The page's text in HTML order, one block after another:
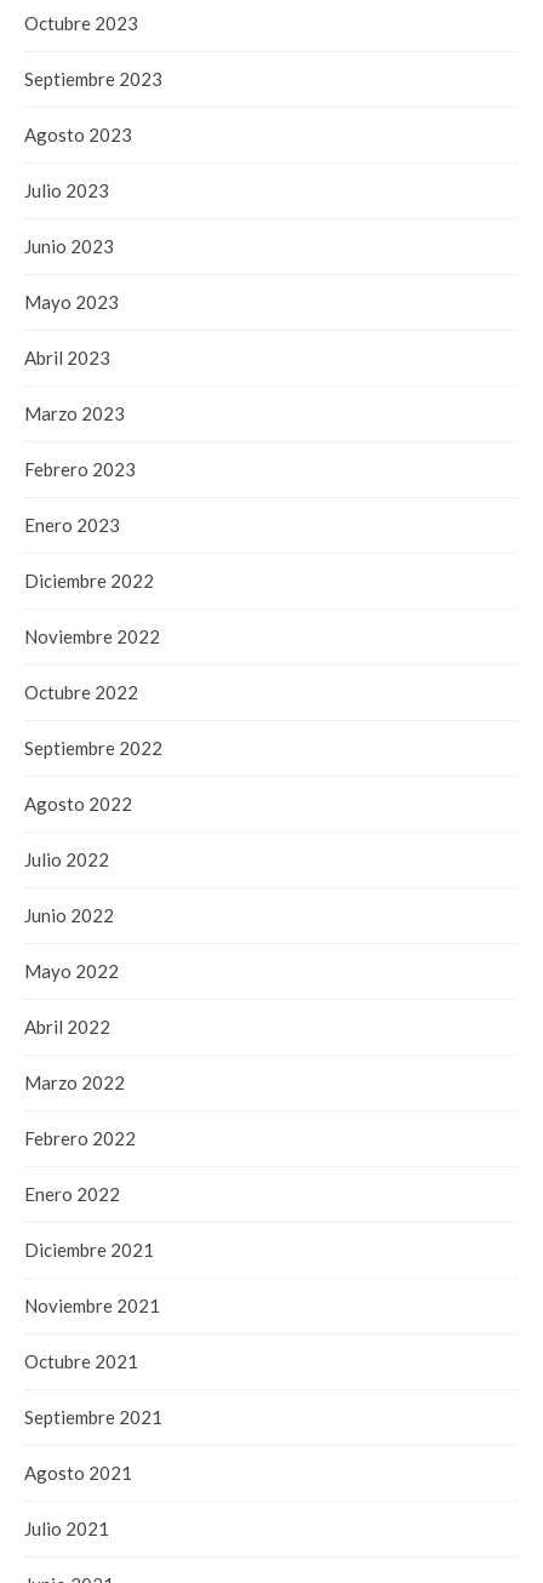
Octubre 2023
Septiembre 2023
Agosto 2023
Julio 2023
Junio 2023
Mayo 2023
Abril 2023
Marzo 2023
Febrero 2023
Enero 2023
Diciembre 2022
Noviembre 2022
Octubre 2022
Septiembre 2022
Agosto 2022
Julio 2022
Junio 2022
Mayo 2022
Abril 2022
Marzo 2022
Febrero 2022
Enero 2022
Diciembre 2021
Noviembre 2021
Octubre 2021
Septiembre 2021
Agosto 2021
Julio 2021